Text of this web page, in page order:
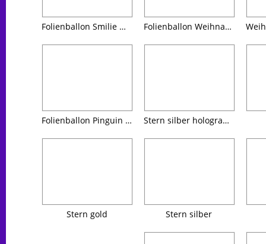
Folienballon Smilie mit Weihnachtsmannmütze Folienballon Weihnachtsmann mit Rucksack etwa 65cm hoch
Folienballon Pinguin ca. 75cm Stern silber holographic
Stern gold Stern silber